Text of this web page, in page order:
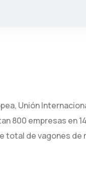
Unión
800 empresas en
total de vagones de